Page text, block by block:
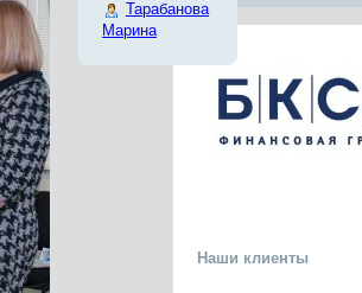
Наши клиенты
Тарабанова
Марина